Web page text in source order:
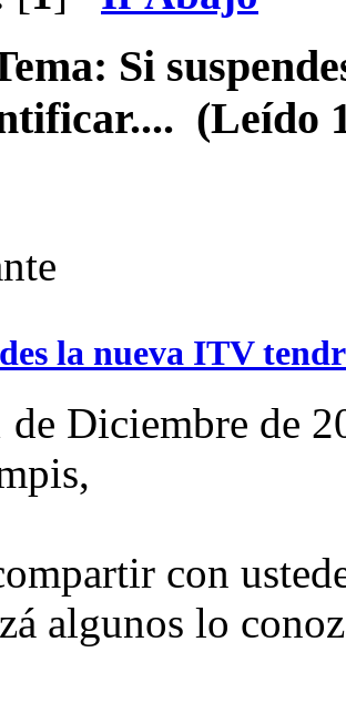
Si
(Leído
la nueva ITV
de Diciembre de
con
algunos lo